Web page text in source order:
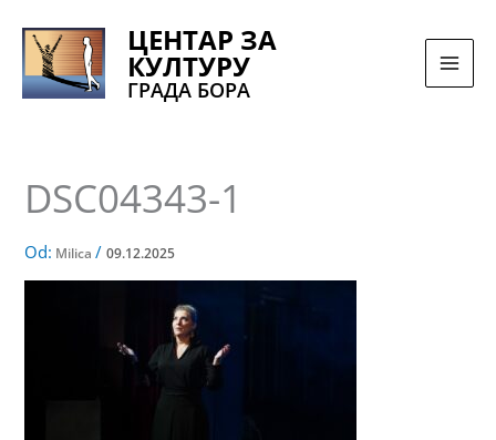
sadržaj
ЦЕНТАР ЗА
КУЛТУРУ
ГРАДА БОРА
DSC04343-1
Od: Milica/09.12.2025